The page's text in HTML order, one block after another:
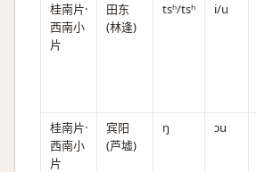
桂南片·
西南小
片
田东
(林逢)
tsʰ/tsʰ i/u
桂南片·
西南小
片
宾阳
(芦墟)
ŋ ɔu